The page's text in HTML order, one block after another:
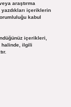
araştırma
içeriklerin
kabul
içerikleri,
ilgili